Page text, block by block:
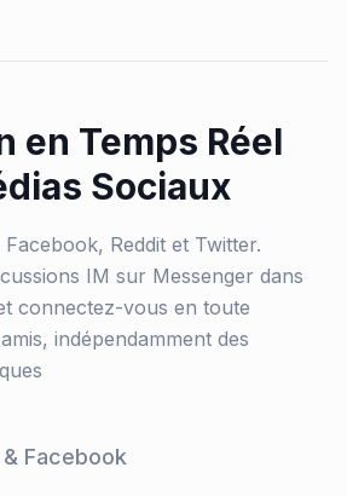
en Temps Réel
Sociaux
Reddit et Twitter.
IM sur Messenger dans
connectez-vous en toute
indépendamment des
Facebook